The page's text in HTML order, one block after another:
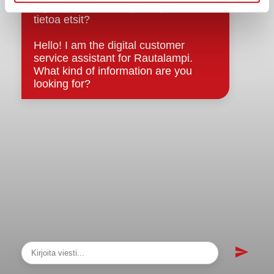
sopimukset
Asiakirjajulkisuuskuvaus
Evästeet
Saavutettavuusseloste
Tietosuoja
Tietosuojaselosteet